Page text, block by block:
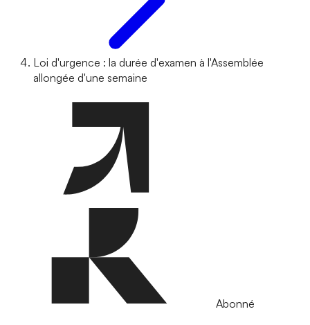
Loi d'urgence : la durée d'examen à l'Assemblée
allongée d'une semaine
Abonné